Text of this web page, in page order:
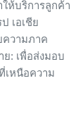
ให้บริการลูกค้า
เอเชีย
ความภาค
ย: เพื่อส่งมอบ
เหนือความ